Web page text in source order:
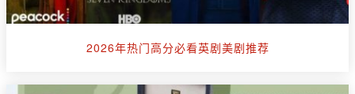
2026年热门高分必看英剧美剧推荐